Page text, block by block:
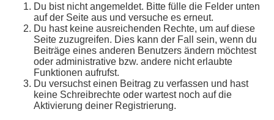
Du bist nicht angemeldet. Bitte fülle die Felder unten
auf der Seite aus und versuche es erneut.
Du hast keine ausreichenden Rechte, um auf diese
Seite zuzugreifen. Dies kann der Fall sein, wenn du
Beiträge eines anderen Benutzers ändern möchtest
oder administrative bzw. andere nicht erlaubte
Funktionen aufrufst.
Du versuchst einen Beitrag zu verfassen und hast
keine Schreibrechte oder wartest noch auf die
Aktivierung deiner Registrierung.